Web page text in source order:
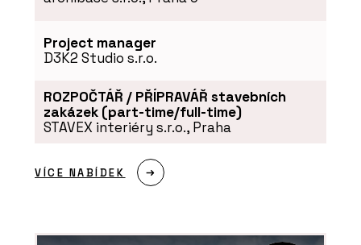
Project manager
D3K2 Studio s.r.o.
ROZPOČTÁŘ / PŘÍPRAVÁŘ stavebních
zakázek (part-time/full-time)
STAVEX interiéry s.r.o., Praha
VÍCE NABÍDEK